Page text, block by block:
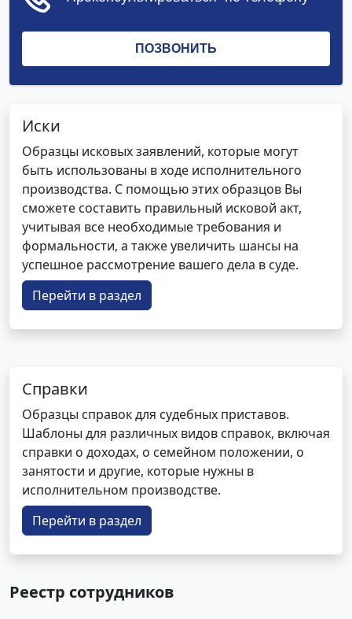
Иски
Образцы исковых заявлений, которые могут
быть использованы в ходе исполнительного
производства. С помощью этих образцов Вы
сможете составить правильный исковой акт,
учитывая все необходимые требования и
формальности, а также увеличить шансы на
успешное рассмотрение вашего дела в суде.
Перейти в раздел
Справки
Образцы справок для судебных приставов.
Шаблоны для различных видов справок, включая
справки о доходах, о семейном положении, о
занятости и другие, которые нужны в
исполнительном производстве.
Перейти в раздел
Реестр сотрудников